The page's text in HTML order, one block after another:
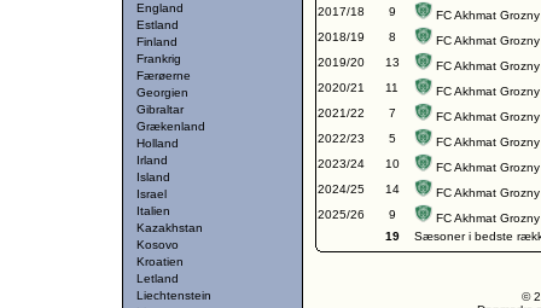
England
Estland
Finland
Frankrig
Færøerne
Georgien
Gibraltar
Grækenland
Holland
Irland
Island
Israel
Italien
Kazakhstan
Kosovo
Kroatien
Letland
Liechtenstein
2017/18
9
FC Akhmat Grozny
2018/19
8
FC Akhmat Grozny
2019/20
13
FC Akhmat Grozny
2020/21
11
FC Akhmat Grozny
2021/22
7
FC Akhmat Grozny
2022/23
5
FC Akhmat Grozny
2023/24
10
FC Akhmat Grozny
2024/25
14
FC Akhmat Grozny
2025/26
9
FC Akhmat Grozny
19
Sæsoner i bedste
©